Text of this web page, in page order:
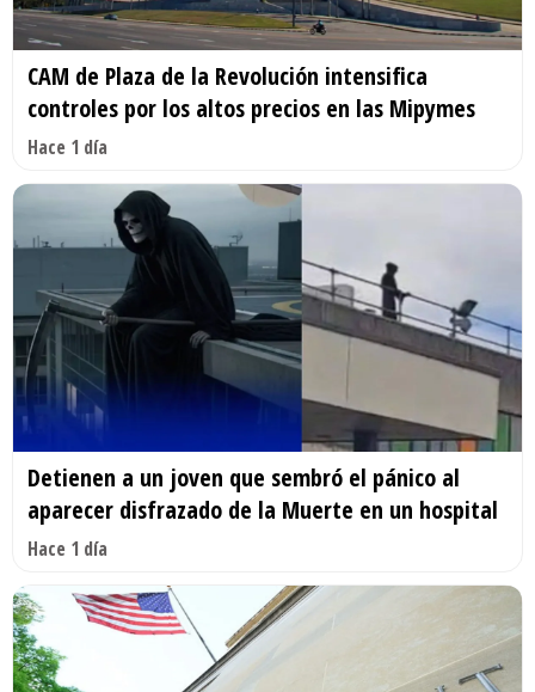
CAM de Plaza de la Revolución intensifica
controles por los altos precios en las Mipymes
Hace 1 día
Detienen a un joven que sembró el pánico al
aparecer disfrazado de la Muerte en un hospital
Hace 1 día